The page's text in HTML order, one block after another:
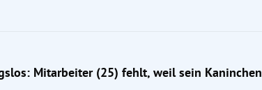
Mitarbeiter (25) fehlt, weil sein Kaninchen